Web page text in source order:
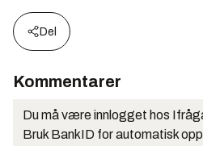
Del
Kommentarer
Du må være innlogget hos
Bruk BankID for automatisk